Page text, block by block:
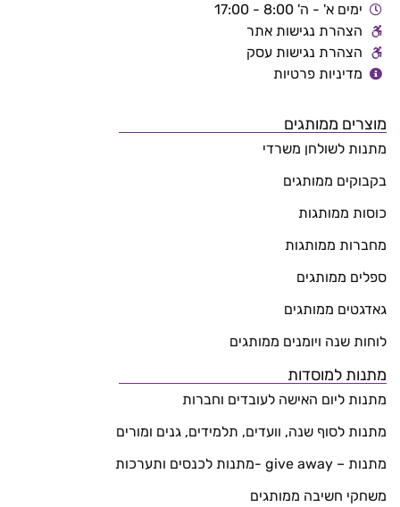
מוצרים ממותגים
מתנות לשולחן משרדי
בקבוקים ממותגים
כוסות ממותגות
מחברות ממותגות
ספלים ממותגים
גאדגטים ממותגים
לוחות שנה ויומנים ממותגים
מתנות למוסדות
מתנות ליום האישה לעובדים וחברות
מתנות לסוף שנה, וועדים, תלמידים, גנים ומורים
מתנות – give away -מתנות לכנסים ותערכות
משחקי חשיבה ממותגים
ימים א' - ה' 8:00 - 17:00
הצהרת נגישות אתר
הצהרת נגישות עסק
מדיניות פרטיות